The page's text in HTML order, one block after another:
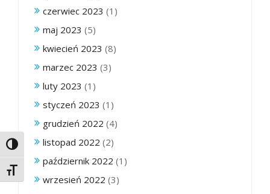
Toggle High Contrast
Toggle Font size
czerwiec 2023 (1)
maj 2023 (5)
kwiecień 2023 (8)
marzec 2023 (3)
luty 2023 (1)
styczeń 2023 (1)
grudzień 2022 (4)
listopad 2022 (2)
październik 2022 (1)
wrzesień 2022 (3)